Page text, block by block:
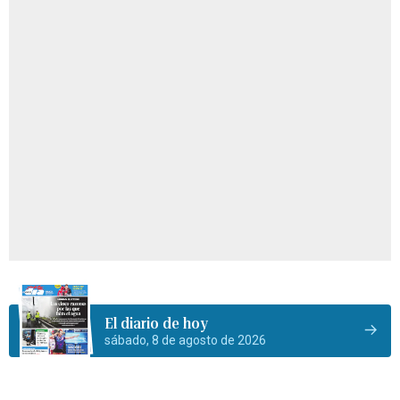
El diario de hoy
sábado, 8 de agosto de 2026